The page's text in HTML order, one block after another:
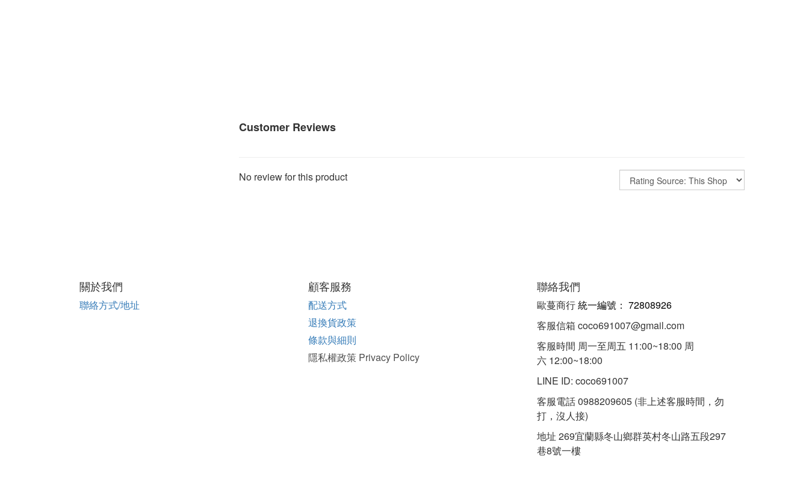
Customer Reviews
No review for this product
關於我們
聯絡方式/地址
顧客服務
配送方式
退換貨政策
條款與細則
隱私權政策 Privacy Policy
聯絡我們
歐蔓商行統一編號： 72808926
客服信箱 coco691007@gmail.com
客服時間 周一至周五 11:00~18:00 周
六 12:00~18:00
LINE ID: coco691007
客服電話 0988209605 (非上述客服時間，勿
打，沒人接)
地址 269宜蘭縣冬山鄉群英村冬山路五段297
巷8號一樓